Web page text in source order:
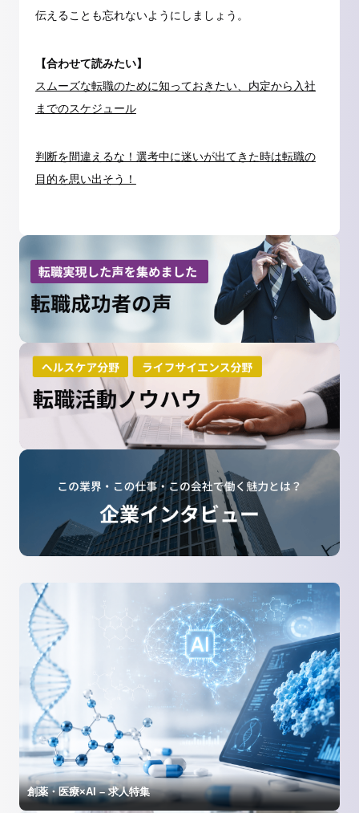
伝えることも忘れないようにしましょう。
【合わせて読みたい】
スムーズな転職のために知っておきたい、内定から入社
までのスケジュール
判断を間違えるな！選考中に迷いが出てきた時は転職の
目的を思い出そう！
創薬・医療×AI – 求人特集